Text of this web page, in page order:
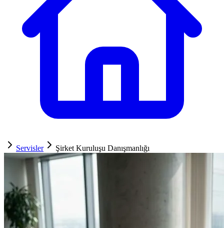
Servisler Şirket Kuruluşu Danışmanlığı